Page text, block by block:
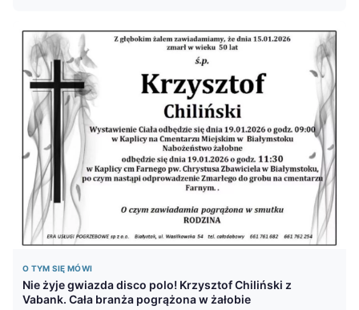
O TYM SIĘ MÓWI
Nie żyje gwiazda disco polo! Krzysztof Chiliński z
Vabank. Cała branża pogrążona w żałobie